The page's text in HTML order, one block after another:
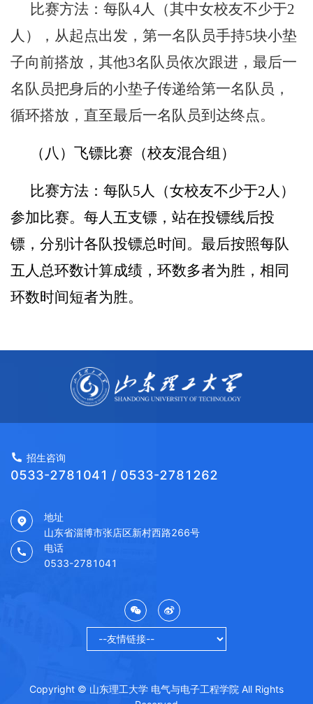
比赛方法：每队4人（其中女校友不少于2
人），从起点出发，第一名队员手持5块小垫
子向前搭放，其他3名队员依次跟进，最后一
名队员把身后的小垫子传递给第一名队员，
循环搭放，直至最后一名队员到达终点。
（八）飞镖比赛（校友混合组）
比赛方法：每队5人（女校友不少于2人）
参加比赛。每人五支镖，站在投镖线后投
镖，分别计各队投镖总时间。最后按照每队
五人总环数计算成绩，环数多者为胜，相同
环数时间短者为胜。
招生咨询
0533-2781041 / 0533-2781262
地址
山东省淄博市张店区新村西路266号
电话
0533-2781041
Copyright © 山东理工大学 电气与电子工程学院 All Rights